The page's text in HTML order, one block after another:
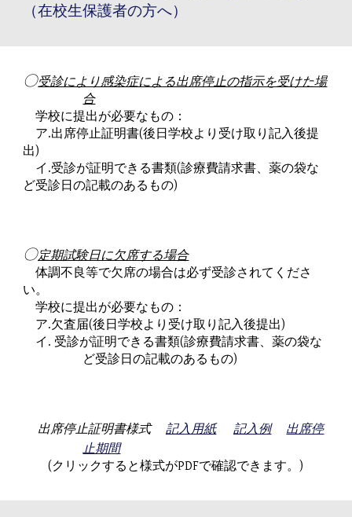
（在校生保護者の方へ）
〇受診により感染症による出席停止の指示を受けた場
合
学校に提出が必要なもの：
ア.出席停止証明書(後日学校より受け取り記入後提
出)
イ .受診が証明できる書類(診療費請求書、薬の袋な
ど受診日の記載のあるもの)
〇定期試験日に欠席する場合
体調不良等で欠席の場合は必ず受診されてくださ
い。
学校に提出が必要なもの：
ア.欠査届(後日学校より受け取り記入後提出)
イ .受診が証明できる書類(診療費請求書、薬の袋な
ど受診日の記載のあるもの)
出席停止証明書様式記入用紙 記入例
出席停
止期間
(クリックすると様式がPDFで確認できます。)